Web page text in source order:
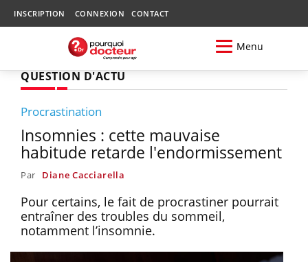
INSCRIPTION CONNEXION CONTACT
Menu
QUESTION D'ACTU
Procrastination
Insomnies : cette mauvaise
habitude retarde l'endormissement
Par Diane Cacciarella
Pour certains, le fait de procrastiner pourrait
entraîner des troubles du sommeil,
notamment l’insomnie.